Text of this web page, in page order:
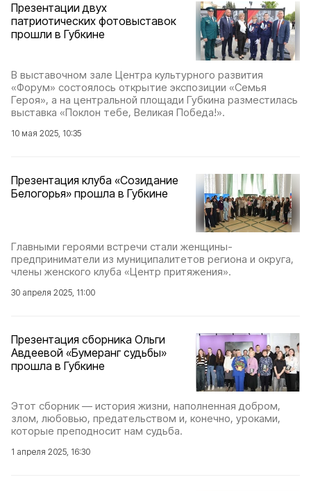
Презентации двух
патриотических фотовыставок
прошли в Губкине
В выставочном зале Центра культурного развития
«Форум» состоялось открытие экспозиции «Семья
Героя», а на центральной площади Губкина разместилась
выставка «Поклон тебе, Великая Победа!».
10 мая 2025, 10:35
Презентация клуба «Созидание
Белогорья» прошла в Губкине
Главными героями встречи стали женщины-
предприниматели из муниципалитетов региона и округа,
члены женского клуба «Центр притяжения».
30 апреля 2025, 11:00
Презентация сборника Ольги
Авдеевой «Бумеранг судьбы»
прошла в Губкине
Этот сборник — история жизни, наполненная добром,
злом, любовью, предательством и, конечно, уроками,
которые преподносит нам судьба.
1 апреля 2025, 16:30